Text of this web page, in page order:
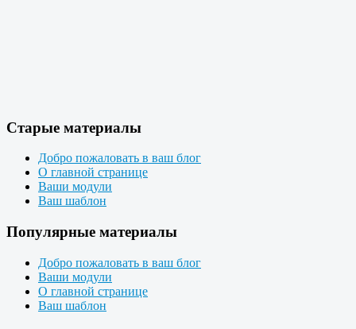
Старые материалы
Добро пожаловать в ваш блог
О главной странице
Ваши модули
Ваш шаблон
Популярные материалы
Добро пожаловать в ваш блог
Ваши модули
О главной странице
Ваш шаблон